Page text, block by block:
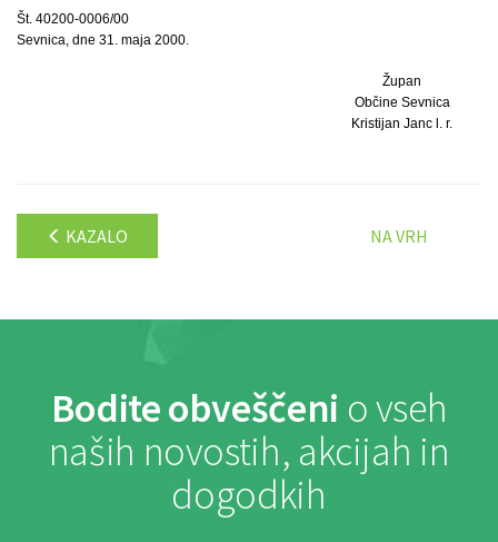
Št. 40200-0006/00
Sevnica, dne 31. maja 2000.
Župan
Občine Sevnica
Kristijan Janc l. r.
KAZALO NA VRH
Bodite obveščeni o vseh
naših novostih, akcijah in
dogodkih